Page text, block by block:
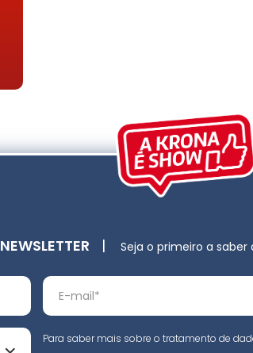
NEWSLETTER | Seja o primeiro a saber
Para saber mais sobre o tratamento de